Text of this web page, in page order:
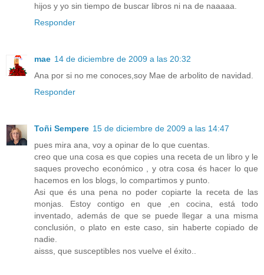
hijos y yo sin tiempo de buscar libros ni na de naaaaa.
Responder
mae 14 de diciembre de 2009 a las 20:32
Ana por si no me conoces,soy Mae de arbolito de navidad.
Responder
Toñi Sempere 15 de diciembre de 2009 a las 14:47
pues mira ana, voy a opinar de lo que cuentas.
creo que una cosa es que copies una receta de un libro y le
saques provecho económico , y otra cosa és hacer lo que
hacemos en los blogs, lo compartimos y punto.
Asi que és una pena no poder copiarte la receta de las
monjas. Estoy contigo en que ,en cocina, está todo
inventado, además de que se puede llegar a una misma
conclusión, o plato en este caso, sin haberte copiado de
nadie.
aisss, que susceptibles nos vuelve el éxito..